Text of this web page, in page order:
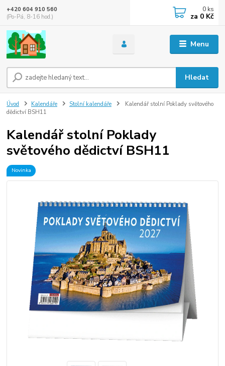
Menu
Hledat
+420 604 910 560
(Po-Pá, 8-16 hod.)
0 ks
za 0 Kč
Úvod Kalendáře Stolní kalendáře
Kalendář stolní Poklady světového
dědictví BSH11
Kalendář stolní Poklady
světového dědictví BSH11
Novinka